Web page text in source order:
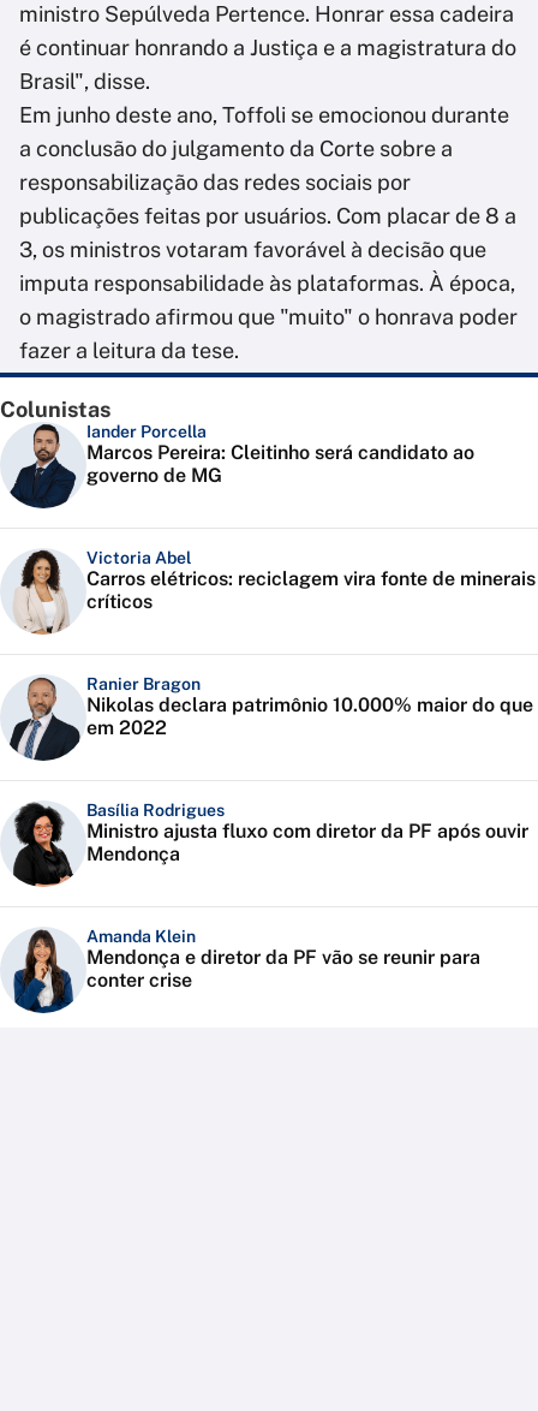
ministro Sepúlveda Pertence. Honrar essa cadeira
é continuar honrando a Justiça e a magistratura do
Brasil", disse.
Em junho deste ano, Toffoli se emocionou durante
a conclusão do julgamento da Corte sobre a
responsabilização das redes sociais por
publicações feitas por usuários. Com placar de 8 a
3, os ministros votaram favorável à decisão que
imputa responsabilidade às plataformas. À época,
o magistrado afirmou que "muito" o honrava poder
fazer a leitura da tese.
Colunistas
Iander Porcella
Marcos Pereira: Cleitinho será candidato ao
governo de MG
Victoria Abel
Carros elétricos: reciclagem vira fonte de minerais
críticos
Ranier Bragon
Nikolas declara patrimônio 10.000% maior do que
em 2022
Basília Rodrigues
Ministro ajusta fluxo com diretor da PF após ouvir
Mendonça
Amanda Klein
Mendonça e diretor da PF vão se reunir para
conter crise